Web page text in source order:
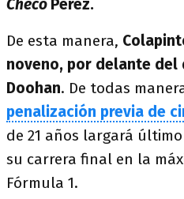
Checo Pérez.
De esta manera,
noveno, por delante del
Doohan. De todas
penalización previa de
de 21 años largará
su carrera final en la
Fórmula 1.